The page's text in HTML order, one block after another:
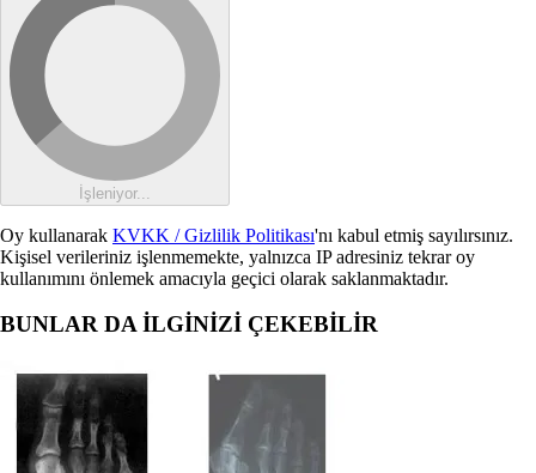
İşleniyor...
Oy kullanarak KVKK / Gizlilik Politikası'nı kabul etmiş sayılırsınız.
Kişisel verileriniz işlenmemekte, yalnızca IP adresiniz tekrar oy
kullanımını önlemek amacıyla geçici olarak saklanmaktadır.
BUNLAR DA İLGİNİZİ ÇEKEBİLİR